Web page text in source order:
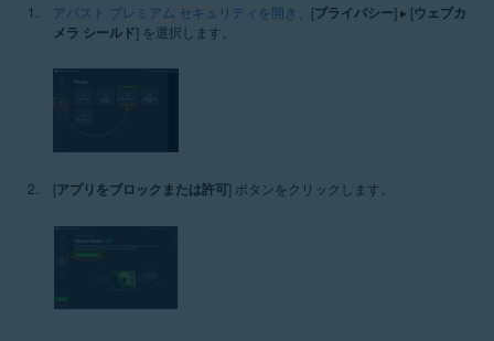
アバスト プレミアム セキュリティを開き 、[プライバシー] ▸ [ウェブカ
メラ シールド] を選択します。
[アプリをブロックまたは許可] ボタンをクリックします。